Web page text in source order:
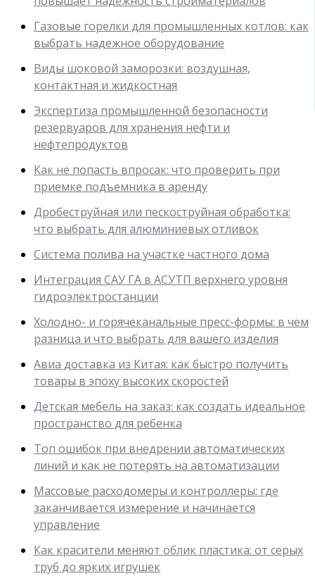
Газовые горелки для промышленных котлов: как
выбрать надежное оборудование
Виды шоковой заморозки: воздушная,
контактная и жидкостная
Экспертиза промышленной безопасности
резервуаров для хранения нефти и
нефтепродуктов
Как не попасть впросак: что проверить при
приемке подъемника в аренду
Дробеструйная или пескоструйная обработка:
что выбрать для алюминиевых отливок
Система полива на участке частного дома
Интеграция САУ ГА в АСУТП верхнего уровня
гидроэлектростанции
Холодно- и горячеканальные пресс-формы: в чем
разница и что выбрать для вашего изделия
Авиа доставка из Китая: как быстро получить
товары в эпоху высоких скоростей
Детская мебель на заказ: как создать идеальное
пространство для ребенка
Топ ошибок при внедрении автоматических
линий и как не потерять на автоматизации
Массовые расходомеры и контроллеры: где
заканчивается измерение и начинается
управление
Как красители меняют облик пластика: от серых
труб до ярких игрушек